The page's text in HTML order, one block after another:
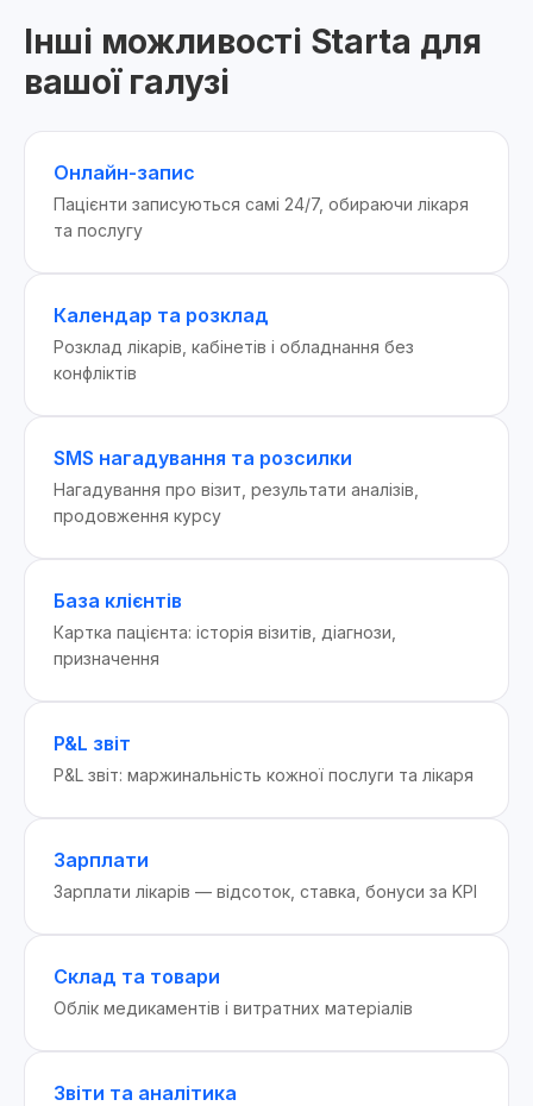
Інші можливості Starta для
вашої галузі
Онлайн-запис
Пацієнти записуються самі 24/7, обираючи лікаря
та послугу
Календар та розклад
Розклад лікарів, кабінетів і обладнання без
конфліктів
SMS нагадування та розсилки
Нагадування про візит, результати аналізів,
продовження курсу
База клієнтів
Картка пацієнта: історія візитів, діагнози,
призначення
P&L звіт
P&L звіт: маржинальність кожної послуги та лікаря
Зарплати
Зарплати лікарів — відсоток, ставка, бонуси за KPI
Склад та товари
Облік медикаментів і витратних матеріалів
Звіти та аналітика